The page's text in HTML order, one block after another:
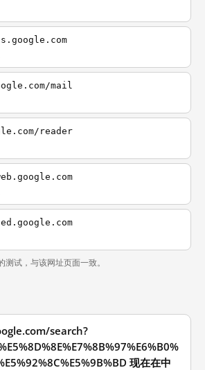
mail
reader
试，与该网址页面一致。
search?
现在在中